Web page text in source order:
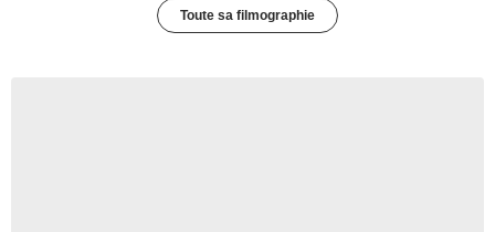
Toute sa filmographie